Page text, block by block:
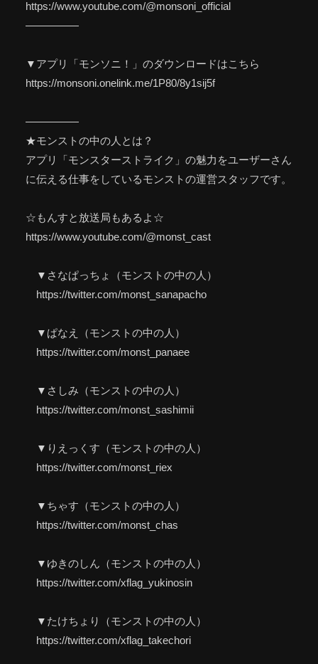
https://www.youtube.com/@monsoni_official
—————
▼アプリ「モンソニ！」のダウンロードはこちら
https://monsoni.onelink.me/1P80/8y1sij5f
—————
★モンストの中の人とは？
アプリ「モンスターストライク」の魅力をユーザーさん
に伝える仕事をしているモンストの運営スタッフです。
☆もんすと放送局もあるよ☆
https://www.youtube.com/@monst_cast
▼さなぱっちょ（モンストの中の人）
https://twitter.com/monst_sanapacho
▼ぱなえ（モンストの中の人）
https://twitter.com/monst_panaee
▼さしみ（モンストの中の人）
https://twitter.com/monst_sashimii
▼りえっくす（モンストの中の人）
https://twitter.com/monst_riex
▼ちゃす（モンストの中の人）
https://twitter.com/monst_chas
▼ゆきのしん（モンストの中の人）
https://twitter.com/xflag_yukinosin
▼たけちょり（モンストの中の人）
https://twitter.com/xflag_takechori